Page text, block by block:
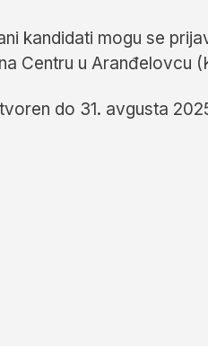
kandidati mogu se
Centru u Aranđelovcu
do 31. avgusta